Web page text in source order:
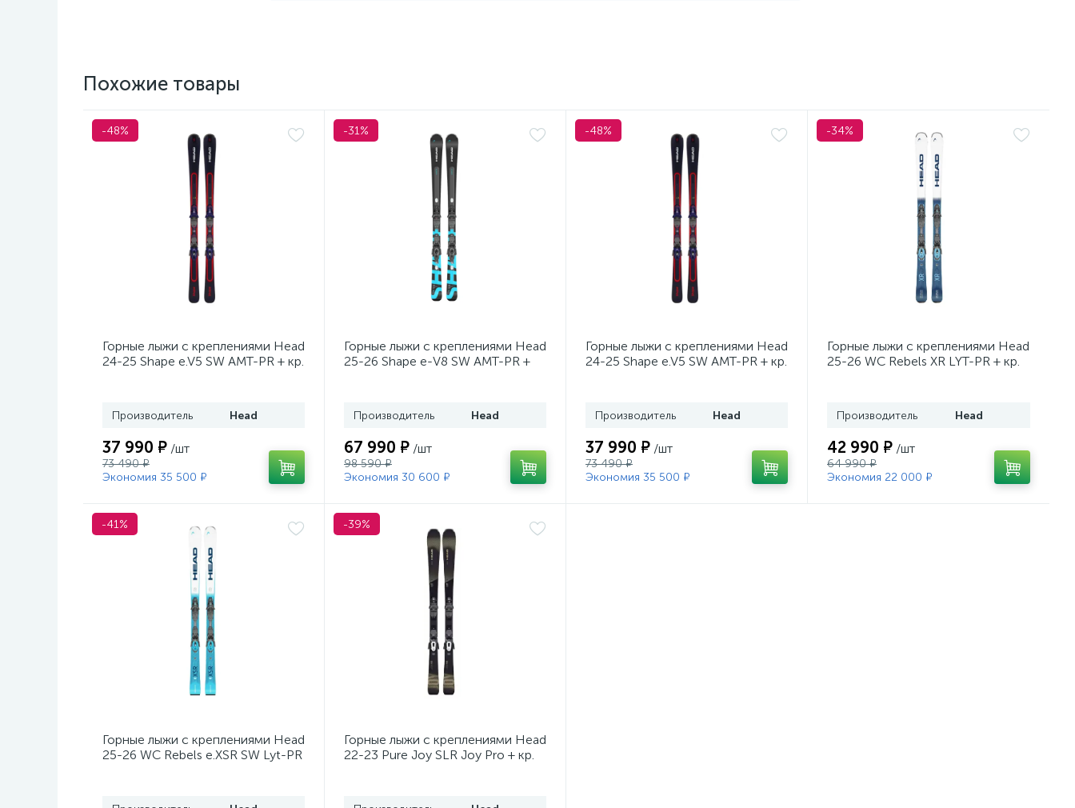
Похожие товары
-48%
Горные лыжи с креплениями Head
24-25 Shape e.V5 SW AMT-PR + кр.
Производитель Head
37 990 ₽ /шт
73 490 ₽
Экономия 35 500 ₽
-31%
Горные лыжи с креплениями Head
25-26 Shape e-V8 SW AMT-PR +
Производитель Head
67 990 ₽ /шт
98 590 ₽
Экономия 30 600 ₽
-48%
Горные лыжи с креплениями Head
24-25 Shape e.V5 SW AMT-PR + кр.
Производитель Head
37 990 ₽ /шт
73 490 ₽
Экономия 35 500 ₽
-34%
Горные лыжи с креплениями Head
25-26 WC Rebels XR LYT-PR + кр.
Производитель Head
42 990 ₽ /шт
64 990 ₽
Экономия 22 000 ₽
-41%
Горные лыжи с креплениями Head
25-26 WC Rebels e.XSR SW Lyt-PR
-39%
Горные лыжи с креплениями Head
22-23 Pure Joy SLR Joy Pro + кр.